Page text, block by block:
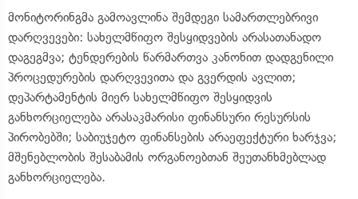
მონიტორინგმა გამოავლინა შემდეგი სამართლებრივი
დარღვევები: სახელმწიფო შესყიდვების არასათანადო
დაგეგმვა; ტენდერების წარმართვა კანონით დადგენილი
პროცედურების დარღვევითა და გვერდის ავლით;
დეპარტამენტის მიერ სახელმწიფო შესყიდვის
განხორციელება არასაკმარისი ფინანსური რესურსის
პირობებში; საბიუჯეტო ფინანსების არაეფექტური ხარჯვა;
მშენებლობის შესაბამის ორგანოებთან შეუთანხმებლად
განხორციელება.